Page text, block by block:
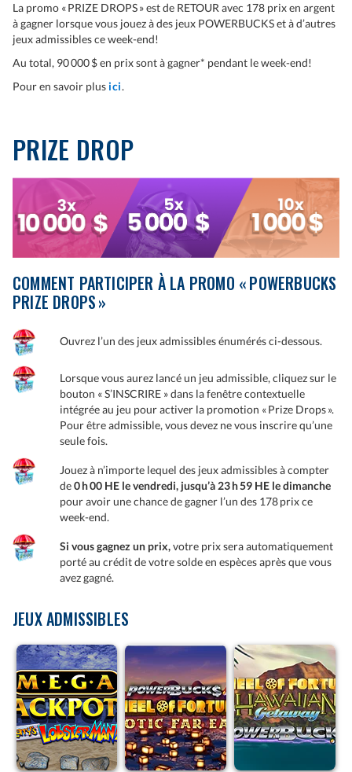
La promo « PRIZE DROPS » est de RETOUR avec 178 prix en argent
à gagner lorsque vous jouez à des jeux POWERBUCKS et à d’autres
jeux admissibles ce week-end!
Au total, 90 000 $ en prix sont à gagner* pendant le week-end!
Pour en savoir plusici.
PRIZE DROP
COMMENT PARTICIPER À LA PROMO « POWERBUCKS
PRIZE DROPS »
Ouvrez l’un des jeux admissibles énumérés ci-dessous.
Lorsque vous aurez lancé un jeu admissible, cliquez sur le
bouton « S’INSCRIRE » dans la fenêtre contextuelle
intégrée au jeu pour activer la promotion « Prize Drops ».
Pour être admissible, vous devez ne vous inscrire qu’une
seule fois.
Jouez à n’importe lequel des jeux admissibles à compter
de0 h 00 HE le vendredi, jusqu’à 23 h 59 HE le dimanche
pour avoir une chance de gagner l’un des 178 prix ce
week-end.
Si vous gagnez un prix,votre prix sera automatiquement
porté au crédit de votre solde en espèces après que vous
avez gagné.
JEUX ADMISSIBLES